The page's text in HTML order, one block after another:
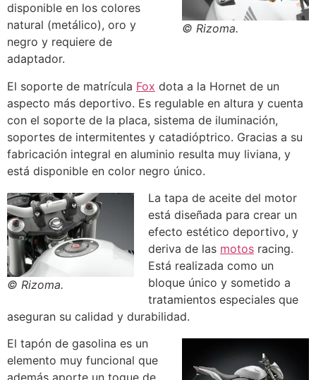
© Rizoma.
disponible en los colores
natural (metálico), oro y
negro y requiere de
adaptador.
El soporte de matrícula Fox dota a la Hornet de un
aspecto más deportivo. Es regulable en altura y cuenta
con el soporte de la placa, sistema de iluminación,
soportes de intermitentes y catadióptrico. Gracias a su
fabricación integral en aluminio resulta muy liviana, y
está disponible en color negro único.
© Rizoma.
La tapa de aceite del motor
está diseñada para crear un
efecto estético deportivo, y
deriva de las motos racing.
Está realizada como un
bloque único y sometido a
tratamientos especiales que
aseguran su calidad y durabilidad.
El tapón de gasolina es un
elemento muy funcional que